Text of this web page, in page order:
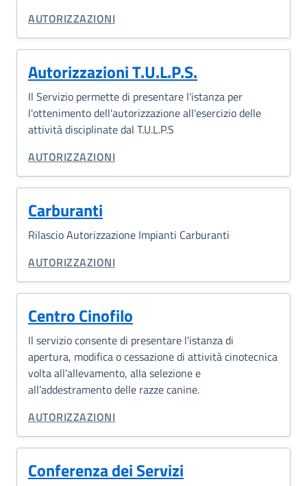
CATEGORIA CORRELATA:
AUTORIZZAZIONI
Autorizzazioni T.U.L.P.S.
Il Servizio permette di presentare l'istanza per
l'ottenimento dell'autorizzazione all'esercizio delle
attività disciplinate dal T.U.L.P.S
CATEGORIA CORRELATA:
AUTORIZZAZIONI
Carburanti
Rilascio Autorizzazione Impianti Carburanti
CATEGORIA CORRELATA:
AUTORIZZAZIONI
Centro Cinofilo
Il servizio consente di presentare l'istanza di
apertura, modifica o cessazione di attività cinotecnica
volta all’allevamento, alla selezione e
all’addestramento delle razze canine.
CATEGORIA CORRELATA:
AUTORIZZAZIONI
Conferenza dei Servizi